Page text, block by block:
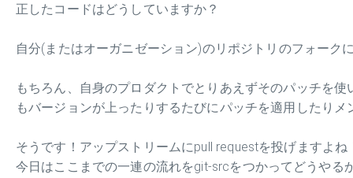
正したコードはどうしていますか？
自分(またはオーガニゼーション)のリポジトリのフォー
もちろん、自身のプロダクトでとりあえずそのパッチを
もバージョンが上ったりするたびにパッチを適用したり
そうです！アップストリームにpull requestを投げますよね
今日はここまでの一連の流れをgit-srcをつかってどうやる